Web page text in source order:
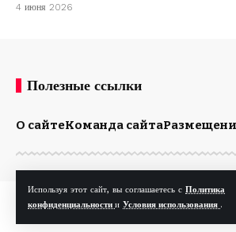
Используя этот сайт, вы соглашаетесь с Политика
конфиденциальности и Условия использования .
4 июня 2026
Полезные ссылки
О сайтеКоманда сайта
© Kp.md. Все права